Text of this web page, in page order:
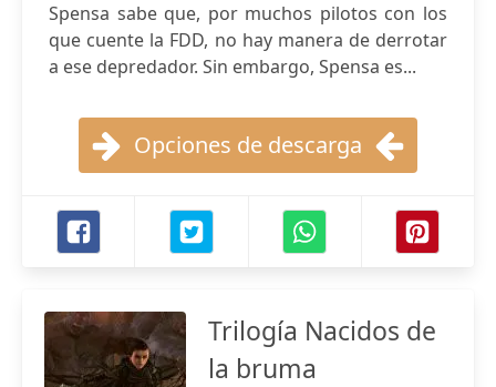
Spensa sabe que, por muchos pilotos con los
que cuente la FDD, no hay manera de derrotar
a ese depredador. Sin embargo, Spensa es...
Opciones de descarga
Trilogía Nacidos de
la bruma